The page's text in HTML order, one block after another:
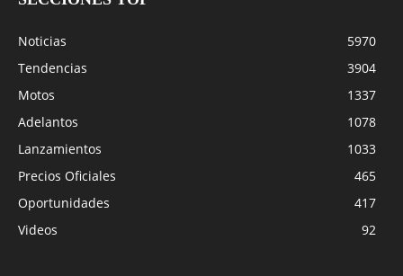
Noticias
5970
Tendencias
3904
Motos
1337
Adelantos
1078
Lanzamientos
1033
Precios Oficiales
465
Oportunidades
417
Videos
92